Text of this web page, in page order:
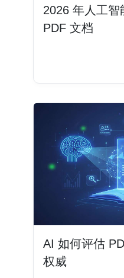
2026 年人工
PDF 文档
AI 如何评估
权威